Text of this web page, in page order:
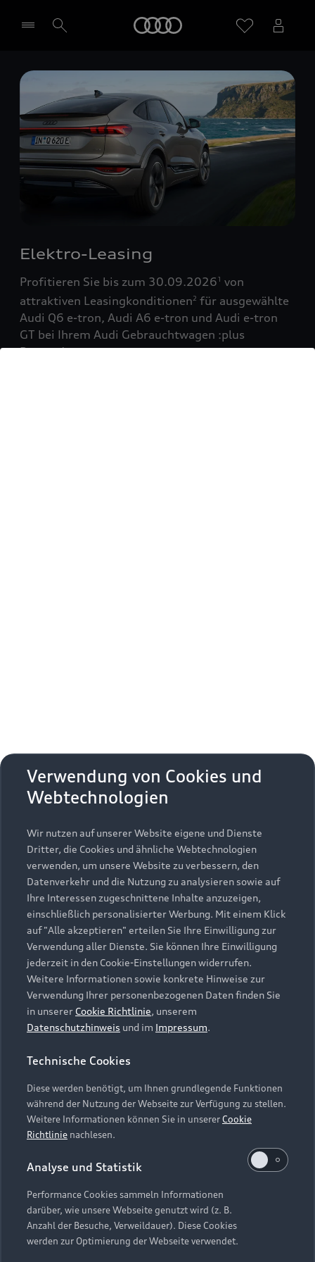
Händler wählen
Elektro-Leasing
Profitieren Sie bis zum 30.09.20261 von
attraktiven Leasingkonditionen2 für ausgewählte
Audi Q6 e-tron, Audi A6 e-tron und Audi e-tron
GT bei Ihrem Audi Gebrauchtwagen :plus
Partner!
Zurück nach oben
Modelle
Alle Modelle
Modelle vergleichen
Elektromodelle
Plug-in-Hybride
Kaufen & leasen
Neuwagensuche
Gebrauchtwagensuche
Gebrauchtwagen
Finanzierung
Aktionen & Angebote
Geschäftskunden
Service & Zubehör
Saisonale Angebote
Audi Services
Garantie
Audi digital services
myAudi
Support
Kundenservice
Händlersuche
Audi Code
Online-Terminvereinbarung
Servicekontakt
Vertrag widerrufen
Über Audi
Unternehmen
Karriere
Investor Relations
Presse & Media Center
Datenschutz
Audi erleben
Newsletter
Impressum Rechtliches
Hinweisgebersystem
Datenschutzinformation
Cookie-Einstellungen
Cookie-Richtlinie
Barrierefreiheit
Hinweis: Die aktuelle Darstellung und Anordnung der
Embleme am Fahrzeug bei allen Abbildungen auf dieser
Webseite kann abweichen.
Verwendung von Cookies und
Webtechnologien
Wir nutzen auf unserer Website eigene und Dienste
Dritter, die Cookies und ähnliche Webtechnologien
verwenden, um unsere Website zu verbessern, den
Datenverkehr und die Nutzung zu analysieren sowie auf
Ihre Interessen zugeschnittene Inhalte anzuzeigen,
einschließlich personalisierter Werbung. Mit einem Klick
auf "Alle akzeptieren" erteilen Sie Ihre Einwilligung zur
Verwendung aller Dienste. Sie können Ihre Einwilligung
jederzeit in den Cookie-Einstellungen widerrufen.
Weitere Informationen sowie konkrete Hinweise zur
Verwendung Ihrer personenbezogenen Daten finden Sie
in unserer Cookie Richtlinie, unserem
Datenschutzhinweis und im Impressum.
Technische Cookies
Diese werden benötigt, um Ihnen grundlegende Funktionen
während der Nutzung der Webseite zur Verfügung zu stellen.
Weitere Informationen können Sie in unsererCookie
Richtlinie nachlesen.
Analyse und Statistik
Performance Cookies sammeln Informationen
darüber, wie unsere Webseite genutzt wird (z. B.
Anzahl der Besuche, Verweildauer). Diese Cookies
werden zur Optimierung der Webseite verwendet.